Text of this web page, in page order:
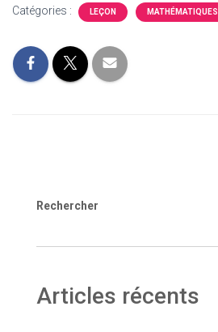
Catégories : LEÇON MATHÉMATIQUES
Rechercher
Articles récents